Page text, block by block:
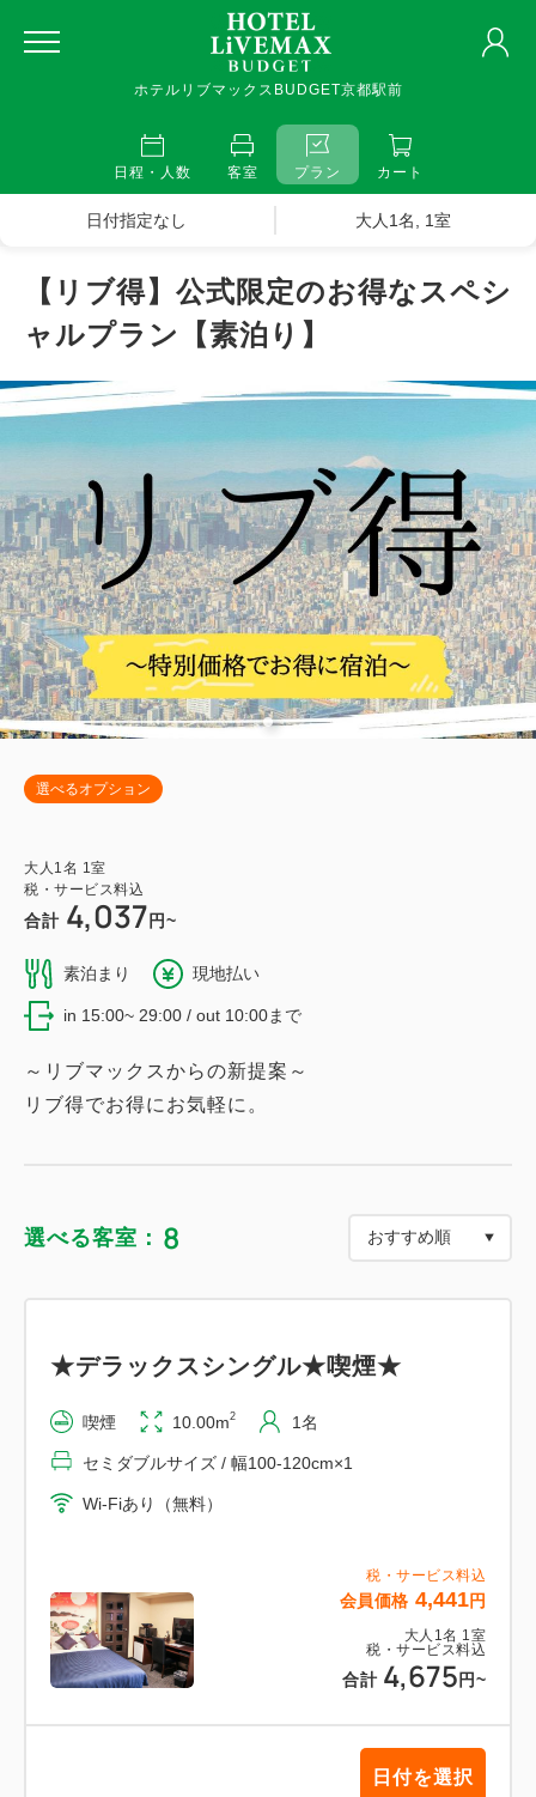
ホテルリブマックスBUDGET京都駅前
日程・人数 客室 プラン カート
日付指定なし 大人1名, 1室
【リブ得】公式限定のお得なスペシ
ャルプラン【素泊り】
選べるオプション
大人 1 名 1 室
税・サービス料込
合計 4,037 円~
素泊まり 現地払い
in 15:00~ 29:00 / out 10:00まで
～リブマックスからの新提案～
リブ得でお得にお気軽に。
選べる客室： 8
税・サービス料込
会員価格 4,441円
大人 1 名 1 室
税・サービス料込
合計 4,675 円~
★デラックスシングル★喫煙★
喫煙 10.00m2 1名
セミダブルサイズ / 幅100-120cm×1
Wi-Fiあり（無料）
日付を選択